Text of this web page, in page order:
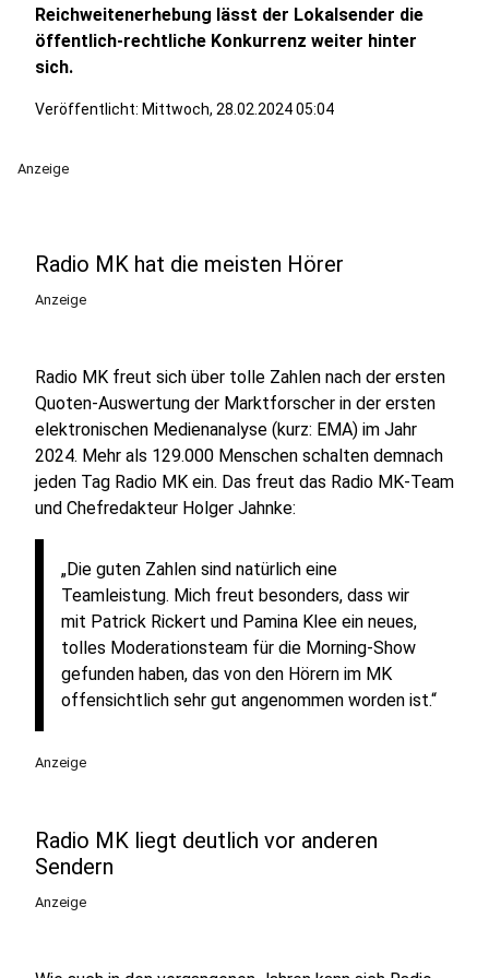
Reichweitenerhebung lässt der Lokalsender die
öffentlich-rechtliche Konkurrenz weiter hinter
sich.
Veröffentlicht: Mittwoch, 28.02.2024 05:04
Anzeige
Radio MK hat die meisten Hörer
Anzeige
Radio MK freut sich über tolle Zahlen nach der ersten
Quoten-Auswertung der Marktforscher in der ersten
elektronischen Medienanalyse (kurz: EMA) im Jahr
2024. Mehr als 129.000 Menschen schalten demnach
jeden Tag Radio MK ein. Das freut das Radio MK-Team
und Chefredakteur Holger Jahnke:
„Die guten Zahlen sind natürlich eine
Teamleistung. Mich freut besonders, dass wir
mit Patrick Rickert und Pamina Klee ein neues,
tolles Moderationsteam für die Morning-Show
gefunden haben, das von den Hörern im MK
offensichtlich sehr gut angenommen worden ist.“
Anzeige
Radio MK liegt deutlich vor anderen
Sendern
Anzeige